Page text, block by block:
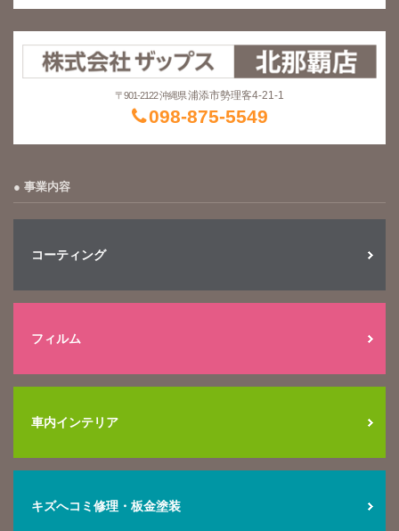
〒901-2122 沖縄県浦添市勢理客4-21-1
098-875-5549
事業内容
コーティング
フィルム
車内インテリア
キズへコミ修理・板金塗装